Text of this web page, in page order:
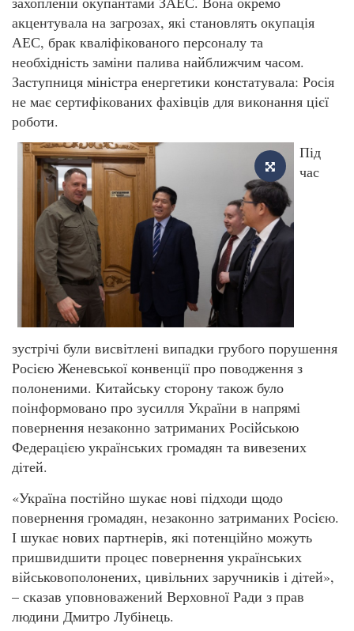
акцентувала на загрозах, які становлять окупація
АЕС, брак кваліфікованого персоналу та
необхідність заміни палива найближчим часом.
Заступниця міністра енергетики констатувала: Росія
не має сертифікованих фахівців для виконання цієї
роботи.
Під
час
зустрічі були висвітлені випадки грубого порушення
Росією Женевської конвенції про поводження з
полоненими. Китайську сторону також було
поінформовано про зусилля України в напрямі
повернення незаконно затриманих Російською
Федерацією українських громадян та вивезених
дітей.
«Україна постійно шукає нові підходи щодо
повернення громадян, незаконно затриманих Росією.
І шукає нових партнерів, які потенційно можуть
пришвидшити процес повернення українських
військовополонених, цивільних заручників і дітей»,
– сказав уповноважений Верховної Ради з прав
людини Дмитро Лубінець.